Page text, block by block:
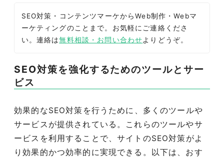
SEO対策・コンテンツマーケからWeb制作・Webマ
ーケティングのことまで。お気軽にご連絡くださ
い。連絡は無料相談・お問い合わせよりどうぞ。
SEO対策を強化するためのツールとサー
ビス
効果的なSEO対策を行うために、多くのツールや
サービスが提供されている。これらのツールやサ
ービスを利用することで、サイトのSEO対策がよ
り効果的かつ効率的に実現できる。以下は、おす